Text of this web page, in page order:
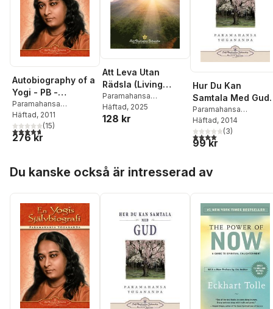
Autobiography of a
Yogi - PB -
(Swedish)
Paramahansa
Yogananda
Häftad, 2011
4,7utav 5 stjärnor. Totalt antal röster:
(15)
276 kr
Att Leva Utan
Rädsla (Living
Fearlessly
Swedish)
Paramahansa
Yogananda
Häftad, 2025
128 kr
Hur Du Kan
Samtala Med Gud
Hyctwg Swedish)
Paramahansa
Yogananda
Häftad, 2014
4,0utav 5 stjärnor.
(3)
99 kr
Du kanske också är intresserad av